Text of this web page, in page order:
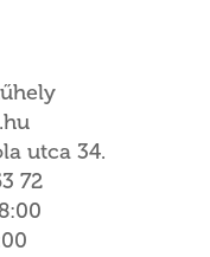
utca 34.
72